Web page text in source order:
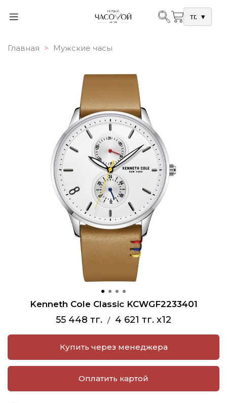
тг. ▾
Главная Мужские часы
Kenneth Cole Classic KCWGF2233401
55 448 тг. / 4 621 тг. x12
Купить через менеджера
Оплатить картой